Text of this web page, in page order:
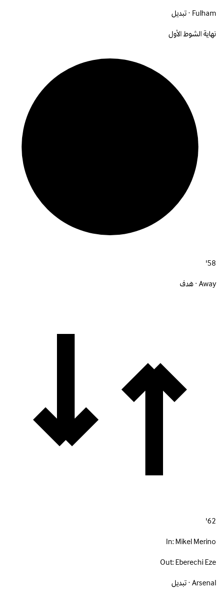
Fulham · تبديل
نهاية الشوط الأول
58'
Away · هدف
62'
In:Mikel Merino
Out:Eberechi Eze
Arsenal · تبديل